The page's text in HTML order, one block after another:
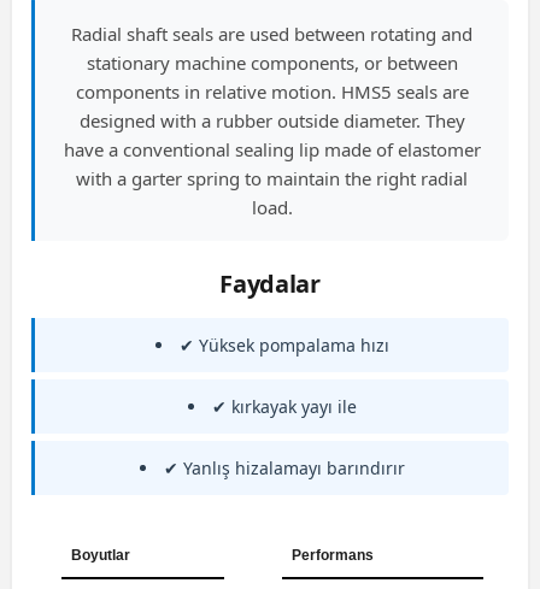
Radial shaft seals are used between rotating and
stationary machine components, or between
components in relative motion. HMS5 seals are
designed with a rubber outside diameter. They
have a conventional sealing lip made of elastomer
with a garter spring to maintain the right radial
load.
Faydalar
✔ Yüksek pompalama hızı
✔ kırkayak yayı ile
✔ Yanlış hizalamayı barındırır
Boyutlar Performans